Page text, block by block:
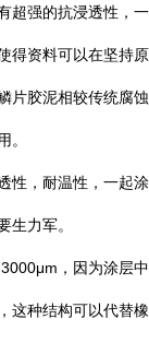
超强的抗浸透性，一
得资料可以在坚持原
片胶泥相较传统腐蚀
。
性，耐温性，一起涂
生力军。
3000μm ，因为涂层中
这种结构可以代替橡